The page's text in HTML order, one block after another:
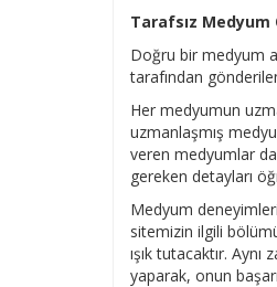
Tarafsız Medyum
Doğru bir medyum
tarafından
Her medyumun
uzmanlaşmış
veren medyumlar
gereken detayları
Medyum
sitemizin ilgili
ışık tutacaktır.
yaparak, onun